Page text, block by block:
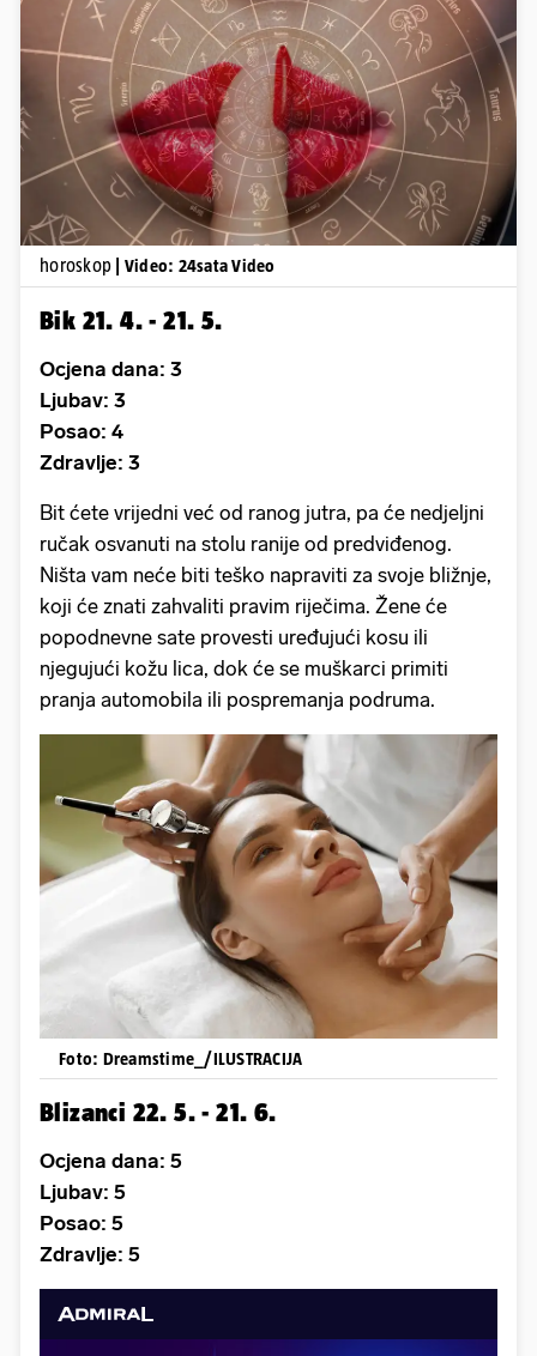
Pokretanje videa...
horoskop | Video: 24sata Video
Bik 21. 4. - 21. 5.
Ocjena dana: 3
Ljubav: 3
Posao: 4
Zdravlje: 3
Bit ćete vrijedni već od ranog jutra, pa će nedjeljni
ručak osvanuti na stolu ranije od predviđenog.
Ništa vam neće biti teško napraviti za svoje bližnje,
koji će znati zahvaliti pravim riječima. Žene će
popodnevne sate provesti uređujući kosu ili
njegujući kožu lica, dok će se muškarci primiti
pranja automobila ili pospremanja podruma.
Foto: Dreamstime_/ILUSTRACIJA
Blizanci 22. 5. - 21. 6.
Ocjena dana: 5
Ljubav: 5
Posao: 5
Zdravlje: 5